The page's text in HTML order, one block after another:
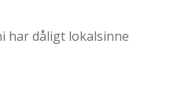
har dåligt lokalsinne